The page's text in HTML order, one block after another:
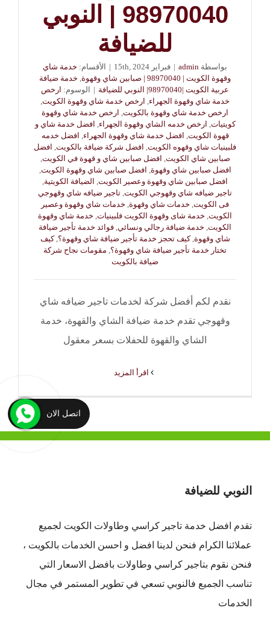
98970040 | النوبي
للضيافة
بواسطة admin
| فبراير 15th, 2024 | الأقسام: خدمة شاي
وقهوة الكويت | 98970040 | صبابين شاي وقهوة
, خدمة ضيافة
عربية الكويت |98970040| النوبي للضيافة
| الوسوم: ارخص
خدمة شاي وقهوة الجهراء, ارخص خدمة شاي وقهوة الكويت,
ارخص خدمة شاي وقهوة بالكويت, ارخص خدمة شاي وقهوة
كويتيات, ارخص خدمه الشاي وقهوة الجهراء, افضل خدمة شاي و
قهوة الكويت, افضل خدمة شاي وقهوة الجهراء, افضل خدمه
فلبينيات شاي وقهوه الكويت, افضل شركة ضيافة بالكويت, افضل
صبابين شاي الكويت, افضل صبابين شاي و قهوة في الكويت,
افضل صبابين شاي وقهوة, افضل صبابين شاي وقهوة الكويت,
افضل صبابين شاي وقهوة وعصير الكويت, الضيافة الكويتية,
تاجير ضيافه شاي وقهوجي الكويت, تاجير ضيافه شاي وقهوجي
فى الكويت, خدمات شاي وقهوة, خدمات شاي وقهوة وعصير
الكويت, خدمة شاى وقهوة الكويت فلبينيات, خدمة شاي وقهوة
الكويت, خدمة ضيافة رجالي ونسائي, فوائد خدمة تأجير ضيافة
شاي وقهوة,كيف تحجز خدمة تأجير ضيافة شاي وقهوة؟,كيف
تختار خدمة تأجير ضيافة شاي وقهوة؟, مقومات نجاح شركة
ضيافة بالكويت
نقدم لكم أفضل شركة لخدمات تاجير ضيافه شاي
وقهوجي تقدم خدمة ضيافة الشاي والقهوة، خدمة
الشاي والقهوة للحفلات بسعر معقول
النوبي للضيافة
تقدم افضل خدمة تاجير كراسي وطاولات الكويت لجميع
عملائنا الكرام فنحن لدينا افضل و احسن الخدمات بالكويت ،
فنحن نقوم بتاجير كراسي وطاولات بافضل الاسعار التي
تناسب الجميع فالنوبي تسعي في تطوير المستمر في مجال
الخدمات
اتصل الان